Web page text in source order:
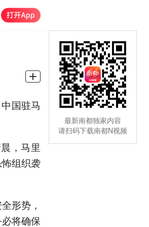
国驻马
，马里
组织袭
形势，
将确保
最新南都独家内容
请扫码下载南都N视频